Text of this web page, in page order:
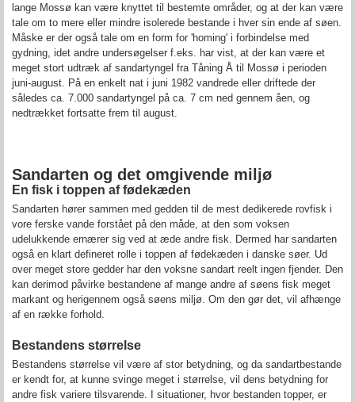
lange Mossø kan være knyttet til bestemte områder, og at der kan være
tale om to mere eller mindre isolerede bestande i hver sin ende af søen.
Måske er der også tale om en form for 'homing' i forbindelse med
gydning, idet andre undersøgelser f.eks. har vist, at der kan være et
meget stort udtræk af sandartyngel fra Tåning Å til Mossø i perioden
juni-august. På en enkelt nat i juni 1982 vandrede eller driftede der
således ca. 7.000 sandartyngel på ca. 7 cm ned gennem åen, og
nedtrækket fortsatte frem til august.
Sandarten og det omgivende miljø
En fisk i toppen af fødekæden
Sandarten hører sammen med gedden til de mest dedikerede rovfisk i
vore ferske vande forstået på den måde, at den som voksen
udelukkende ernærer sig ved at æde andre fisk. Dermed har sandarten
også en klart defineret rolle i toppen af fødekæden i danske søer. Ud
over meget store gedder har den voksne sandart reelt ingen fjender. Den
kan derimod påvirke bestandene af mange andre af søens fisk meget
markant og herigennem også søens miljø. Om den gør det, vil afhænge
af en række forhold.
Bestandens størrelse
Bestandens størrelse vil være af stor betydning, og da sandartbestande
er kendt for, at kunne svinge meget i størrelse, vil dens betydning for
andre fisk variere tilsvarende. I situationer, hvor bestanden topper, er